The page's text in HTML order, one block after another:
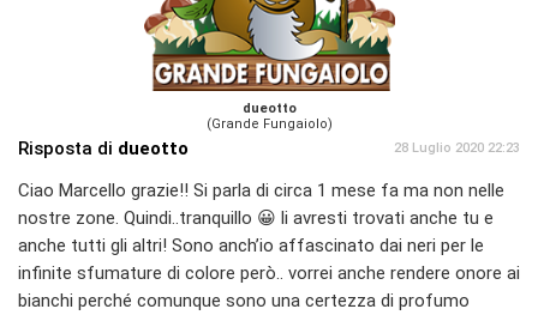
dueotto
(Grande Fungaiolo)
Risposta di dueotto 28 Luglio 2020 22:23
Ciao Marcello grazie!! Si parla di circa 1 mese fa ma non nelle
nostre zone. Quindi..tranquillo 😀 li avresti trovati anche tu e
anche tutti gli altri! Sono anch’io affascinato dai neri per le
infinite sfumature di colore però.. vorrei anche rendere onore ai
bianchi perché comunque sono una certezza di profumo